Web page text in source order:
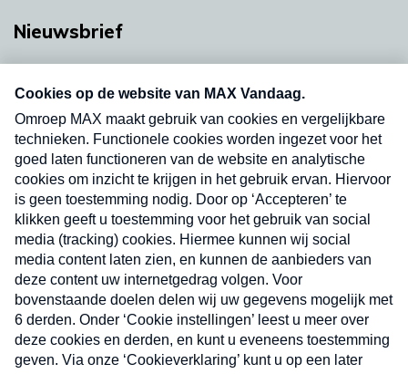
Nieuwsbrief
nieuwsbrief. Elke vrijdag- en dinsdagochtend in
uw mailbox.
Verzend
Nieuwsbrief